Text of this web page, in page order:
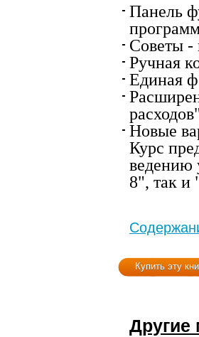
Панель
Советы -
Ручная
Единая
Новые
Курс
ведению
8", так
Купить эту
Другие